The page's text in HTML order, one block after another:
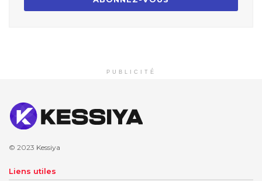
PUBLICITÉ
© 2023 Kessiya
Liens utiles